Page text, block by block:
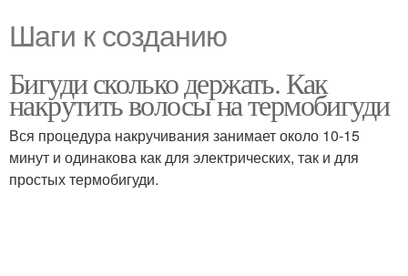
Шаги к созданию
Бигуди сколько держать. Как
накрутить волосы на термобигуди
Вся процедура накручивания занимает около 10-15
минут и одинакова как для электрических, так и для
простых термобигуди.